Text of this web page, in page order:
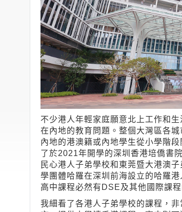
不少港人年輕家庭願意北上工作和
在內地的教育問題。整個大灣區各
內地的港澳籍或內地學生從小學階
了於2021年開學的深圳香港培僑書
民心港人子弟學校和東莞暨大港澳
學團體哈羅在深圳前海設立的哈羅
高中課程必然有DSE及其他國際課程
我細看了各港人子弟學校的課程，